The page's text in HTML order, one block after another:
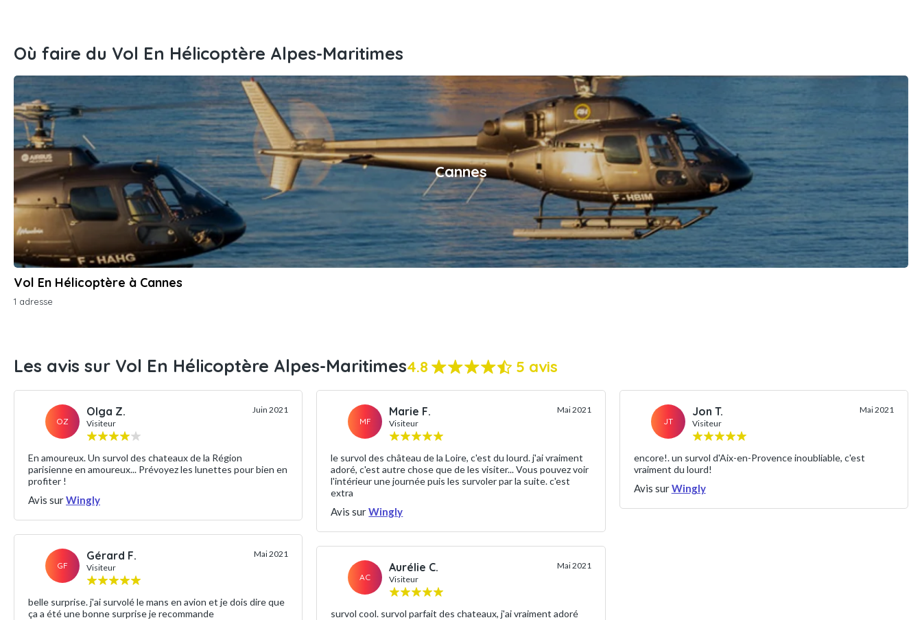
Où faire du Vol En Hélicoptère Alpes-Maritimes
Cannes
Vol En Hélicoptère à Cannes
1 adresse
Les avis sur Vol En Hélicoptère Alpes-Maritimes4.8 5 avis
OZ
Olga Z.
Visiteur
Juin 2021
En amoureux. Un survol des chateaux de la Région
parisienne en amoureux... Prévoyez les lunettes pour bien en
profiter !
Avis surWingly
GF
Gérard F.
Visiteur
Mai 2021
belle surprise. j'ai survolé le mans en avion et je dois dire que
ça a été une bonne surprise je recommande
MF
Marie F.
Visiteur
Mai 2021
le survol des château de la Loire, c'est du lourd. j'ai vraiment
adoré, c'est autre chose que de les visiter... Vous pouvez voir
l'intérieur une journée puis les survoler par la suite. c'est
extra
Avis surWingly
AC
Aurélie C.
Visiteur
Mai 2021
survol cool. survol parfait des chateaux, j'ai vraiment adoré
JT
Jon T.
Visiteur
Mai 2021
encore!. un survol d'Aix-en-Provence inoubliable, c'est
vraiment du lourd!
Avis surWingly